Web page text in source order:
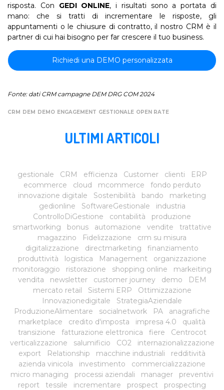
risposta. Con GEDI ONLINE, i risultati sono a portata di
mano: che si tratti di incrementare le risposte, gli
appuntamenti o le chiusure di contratto, il nostro CRM è il
partner di cui hai bisogno per far crescere il tuo business.
Richiedi una DEMO personalizzata
Fonte: dati CRM campagne DEM DRG COM 2024
CRM DEM DEMO ENGAGEMENT GESTIONALE OPEN RATE
ULTIMI ARTICOLI
gestionale CRM efficienza Customer clienti
ERP
ecommerce
cloud mcommerce
fondo perduto
innovazione digitale
Sostenibilità bando
marketing
gedionline
SoftwareGestionale
industria
ControlloDiGestione
contabilità
produzione
smartworking
bonus automazione vendite
trattative
magazzino
Fidelizzazione
crm su misura
digitalizzazione
directmarketing
finanziamento
produttività
logistica Management
organizzazione
monitoraggio
ristorazione shopping online
markeiting
vendita
newsletter customer journey demo
DEM
mercato retail
Sistemi ERP
Ottimizzazione
Innovazionedigitale
StrategiaAziendale
ProduzioneAlimentare
socialnetwork PA
anagrafiche
marketplace
credito d'imposta impresa 4.0
qualità
transizione
fatturazione elettronica fiere
Centrocot
verticalizzazione
salumificio CO2
internazionalizzazione
export
Relationship macchine industriali
redditività
azienda vinicola
investimento
commercializzazione
micro managing
processi aziendali manager
preventivi
report
tessile incrementare prospect
prospecting